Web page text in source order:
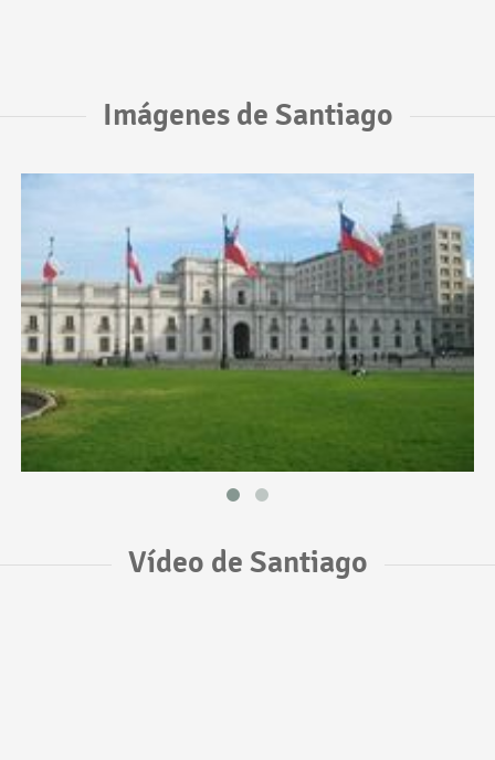
Imágenes de Santiago
Vídeo de Santiago